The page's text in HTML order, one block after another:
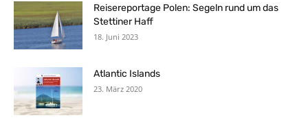
Reisereportage Polen: Segeln rund um das
Stettiner Haff
18. Juni 2023
Atlantic Islands
23. März 2020